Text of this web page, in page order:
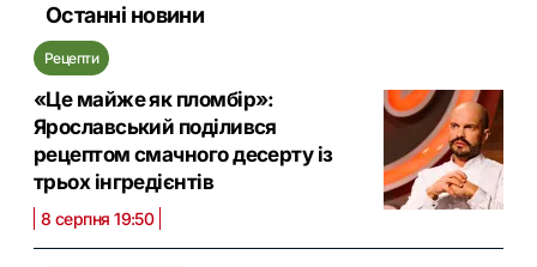
Останні новини
Рецепти
«Це майже як пломбір»:
Ярославський поділився
рецептом смачного десерту із
трьох інгредієнтів
8 серпня 19:50